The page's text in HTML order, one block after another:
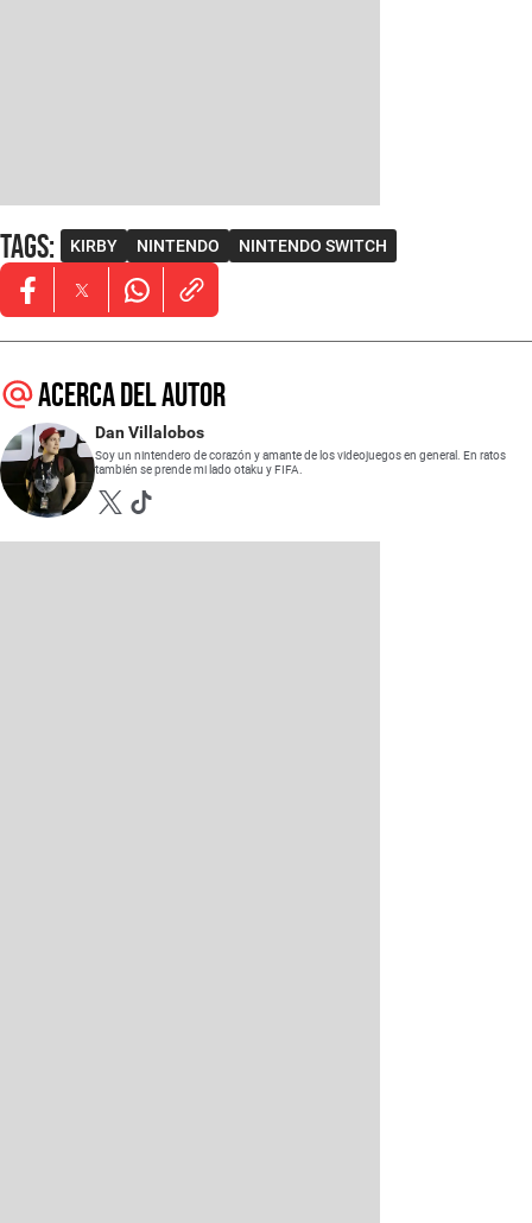
Tags: KIRBY NINTENDO NINTENDO SWITCH
Opens in new window
Opens in new window
Opens in new window
Acerca del autor
Dan Villalobos
Soy un nintendero de corazón y amante de los videojuegos en general. En ratos
también se prende mi lado otaku y FIFA.
Opens in new window
Opens in new window